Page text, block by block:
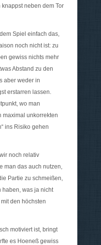
neben dem Tor
Spiel einfach das,
noch nicht ist: zu
gewiss nichts mehr
Abstand zu den
aber weder in
erstarren lassen.
wo man
maximal unkorrekten
ins Risiko gehen
noch relativ
man das auch nutzen,
Partie zu schmeißen,
was ja nicht
den höchsten
motiviert ist, bringt
es Hoeneß gewiss